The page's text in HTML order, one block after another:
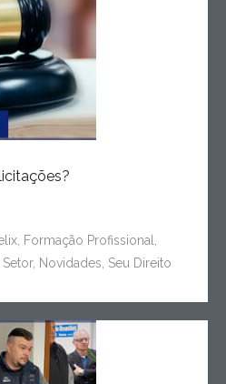
Formação Profissional
, Novidades Seu Direito